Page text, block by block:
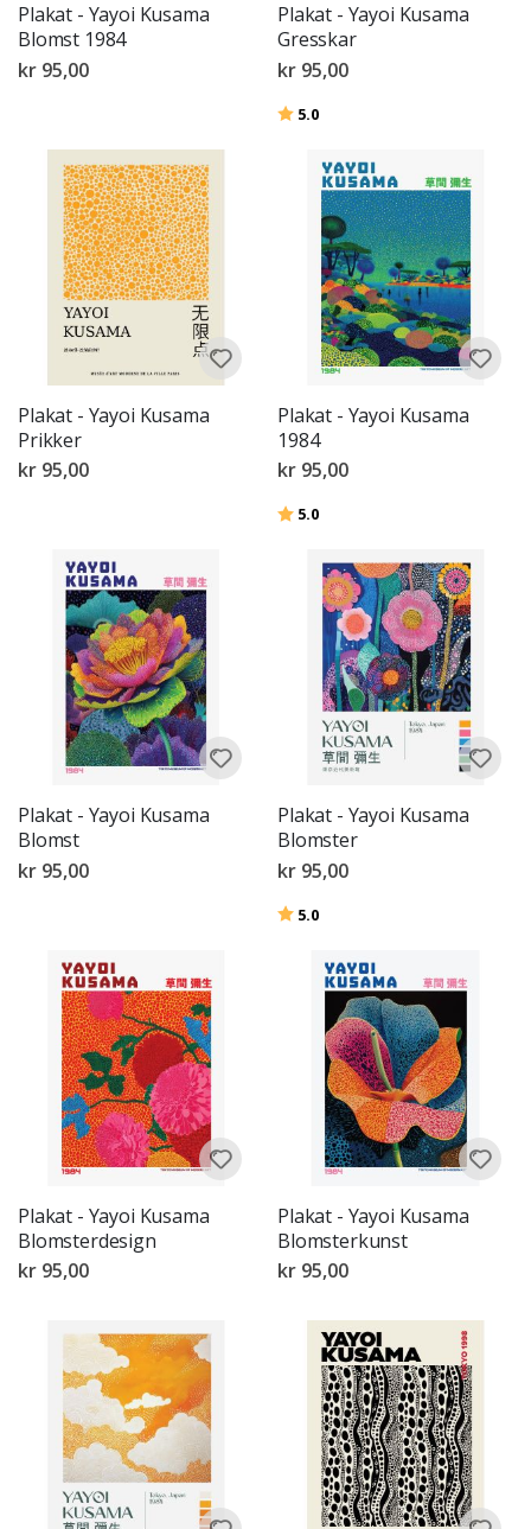
Plakat - Yayoi Kusama
Blomst 1984
kr 95,00
Plakat - Yayoi Kusama
Gresskar
kr 95,00
Karakter:
5.0
Plakat - Yayoi Kusama
Prikker
kr 95,00
Plakat - Yayoi Kusama
1984
kr 95,00
Karakter:
5.0
Plakat - Yayoi Kusama
Blomst
kr 95,00
Plakat - Yayoi Kusama
Blomster
kr 95,00
Karakter:
5.0
Plakat - Yayoi Kusama
Blomsterdesign
kr 95,00
Plakat - Yayoi Kusama
Blomsterkunst
kr 95,00